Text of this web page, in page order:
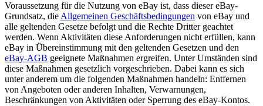
Voraussetzung für die Nutzung von eBay ist, dass dieser eBay-
Grundsatz, die Allgemeinen Geschäftsbedingungen von eBay und
alle geltenden Gesetze befolgt und die Rechte Dritter geachtet
werden. Wenn Aktivitäten diese Anforderungen nicht erfüllen, kann
eBay in Übereinstimmung mit den geltenden Gesetzen und den
eBay-AGB geeignete Maßnahmen ergreifen. Unter Umständen sind
diese Maßnahmen gesetzlich vorgeschrieben. Dabei kann es sich
unter anderem um die folgenden Maßnahmen handeln: Entfernen
von Angeboten oder anderen Inhalten, Verwarnungen,
Beschränkungen von Aktivitäten oder Sperrung des eBay-Kontos.